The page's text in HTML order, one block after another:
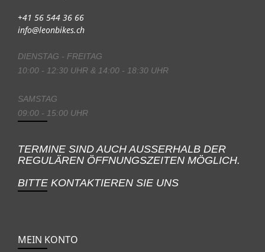
+41 56 544 36 66
info@leonbikes.ch
DIENSTAG - FREITAG
10:00 - 12:30 UHR & 14:00 - 18:30 UHR
SAMSTAG
09:00 - 15:00 UHR
TERMINE SIND AUCH AUSSERHALB DER
REGULÄREN ÖFFNUNGSZEITEN MÖGLICH.
BITTE KONTAKTIEREN SIE UNS
MEIN KONTO